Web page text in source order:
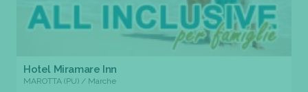
Hotel Miramare Inn
MAROTTA (PU) / Marche